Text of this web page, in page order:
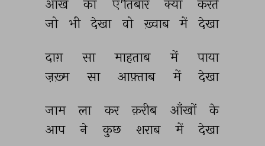
आँख का ए'तिबार क्या
करते
जो
भी देखा वो ख़्वाब में देखा
दाग़ सा माहताब में
पाया
ज़ख़्म
सा आफ़्ताब में देखा
जाम ला कर क़रीब आँखों
के
आप
ने कुछ शराब में देखा